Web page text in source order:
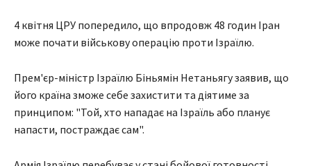
4 квітня ЦРУ попередило, що впродовж 48 годин Іран
може почати військову операцію проти Ізраїлю.
Прем'єр-міністр Ізраїлю Біньямін Нетаньягу заявив, що
його країна зможе себе захистити та діятиме за
принципом: "Той, хто нападає на Ізраїль або планує
напасти, постраждає сам".